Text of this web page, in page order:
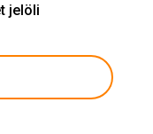
jelöli